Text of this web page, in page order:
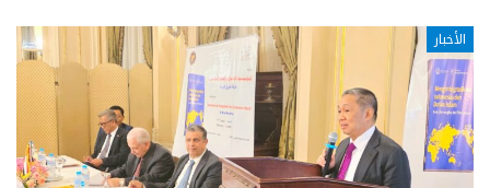
الأخبار